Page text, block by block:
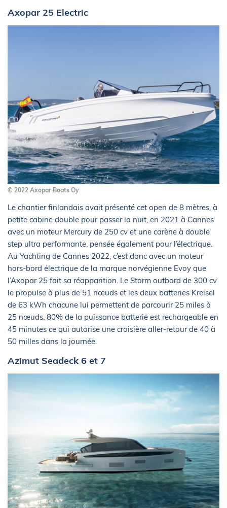
Axopar 25 Electric
© 2022 Axopar Boats Oy
Le chantier finlandais avait présenté cet open de 8 mètres, à
petite cabine double pour passer la nuit, en 2021 à Cannes
avec un moteur Mercury de 250 cv et une carène à double
step ultra performante, pensée également pour l’électrique.
Au Yachting de Cannes 2022, c’est donc avec un moteur
hors-bord électrique de la marque norvégienne Evoy que
l’Axopar 25 fait sa réapparition. Le Storm outbord de 300 cv
le propulse à plus de 51 nœuds et les deux batteries Kreisel
de 63 kWh chacune lui permettent de parcourir 25 miles à
25 nœuds. 80% de la puissance batterie est rechargeable en
45 minutes ce qui autorise une croisière aller-retour de 40 à
50 milles dans la journée.
Azimut Seadeck 6 et 7